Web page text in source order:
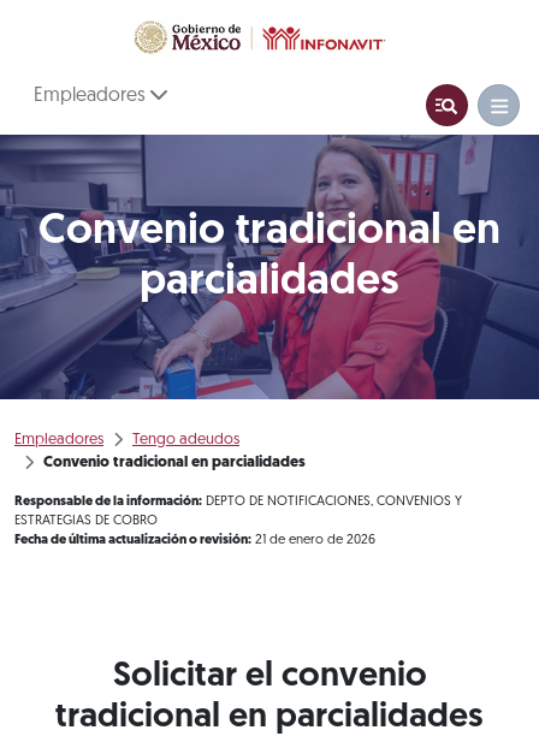
Empleadores
Convenio tradicional en
parcialidades
Empleadores
Tengo adeudos
Convenio tradicional en parcialidades
Responsable de la información: DEPTO DE NOTIFICACIONES, CONVENIOS Y
ESTRATEGIAS DE COBRO
Fecha de última actualización o revisión: 21 de enero de 2026
Solicitar el convenio
tradicional en parcialidades